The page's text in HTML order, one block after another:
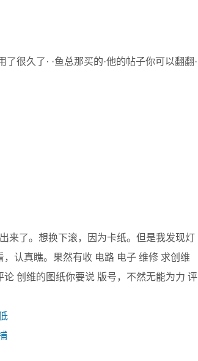
很久了· ·鱼总那买的·他的帖子你可以翻翻·
来了。想换下滚，因为卡纸。但是我发现灯
认真瞧。果然有收 电路 电子 维修 求创维
创维的图纸你要说 版号，不然无能为力 评